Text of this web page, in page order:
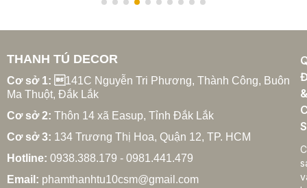
THANH TÚ DECOR
Cơ sở 1: 141C Nguyễn Tri Phương, Thành Công, Buôn
Ma Thuột, Đắk Lắk
Cơ sở 2: Thôn 14 xã Easup, Tỉnh Đắk Lắk
Cơ sở 3: 134 Trương Thị Hoa, Quận 12, TP. HCM
Hotline: 0938.388.179 - 0981.441.479
Email: phamthanhtu10csm@gmail.com
&